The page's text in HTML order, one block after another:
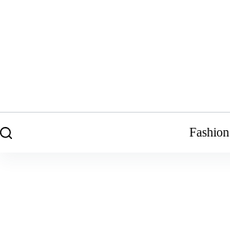
Fashion